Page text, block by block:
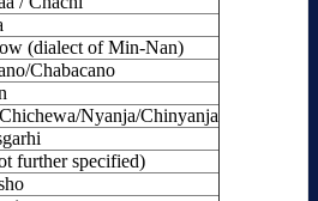
(dialect of Min-Nan)
Chabacano
Nyanja/Chinyanja
further specified)